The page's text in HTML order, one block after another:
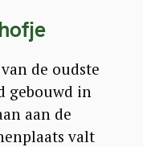
de oudste
gebouwd in
aan de
valt